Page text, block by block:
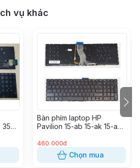
vụ khác
Bàn phím laptop HP
Pavilion 15-ab 15-ak 15-aq
u 15-w 17-g
460.000đ
Chọn mua